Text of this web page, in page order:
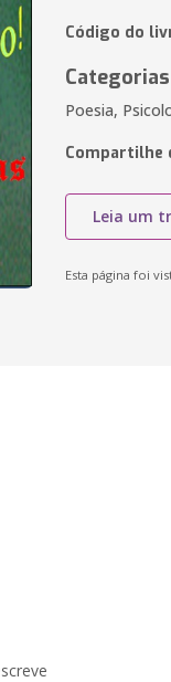
Código do
Categorias
Poesia,
Compartilhe
Leia um
Esta página foi